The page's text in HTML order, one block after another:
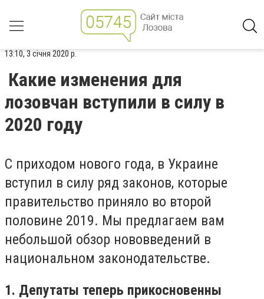
13:10, 3 січня 2020 р.
Какие изменения для
лозовчан вступили в силу в
2020 году
С приходом нового года, в Украине
вступил в силу ряд законов, которые
правительство приняло во второй
половине 2019. Мы предлагаем вам
небольшой обзор нововведений в
национальном законодательстве.
1. Депутаты теперь прикосновенны